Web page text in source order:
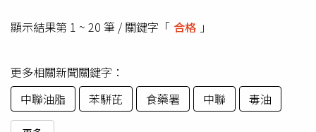
顯示結果第 1 ~ 20 筆 / 關鍵字「 合格 」
更多相關新聞關鍵字：
中聯油脂
苯駢芘 食藥署 中聯 毒油